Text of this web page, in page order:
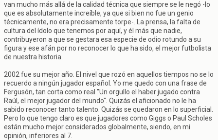
van mucho más allá de la calidad técnica que siempre se le negó -lo
que es absolutamente increíble, ya que si bien no fue un genio
técnicamente, no era precisamente torpe-. La prensa, la falta de
cultura del ídolo que tenemos por aquí, y él más que nadie,
contribuyeron a que se gestara esa especie de odio rotundo a su
figura y ese afán por no reconocer lo que ha sido, el mejor futbolista
de nuestra historia.
2002 fue su mejor año. El nivel que rozó en aquellos tiempos no se lo
recuerdo a ningún jugador español. Yo me quedo con una frase de
Fergusón, tan corta como real "Un orgullo el haber jugado contra
Raúl, el mejor jugador del mundo". Quizás el aficionado no le ha
sabido reconocer tanto talento. Quizás se quedaron en lo superficial.
Pero lo que tengo claro es que jugadores como Giggs o Paul Scholes
están mucho mejor considerados globalmente, siendo, en mi
opinión, inferiores al 7.